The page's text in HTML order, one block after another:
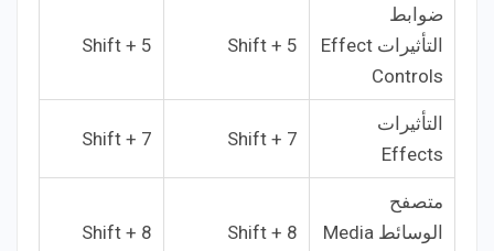
ضوابط
التأثيرات Effect
Controls
Shift + 5
Shift + 5
التأثيرات
Effects
Shift + 7
Shift + 7
متصفح
الوسائط Media
Shift + 8
Shift + 8